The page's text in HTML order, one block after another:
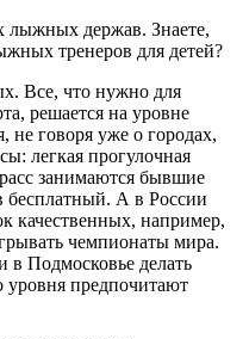
держав. Знаете,
тренеров для детей?
Все, что нужно для
решается на уровне
не говоря уже о городах,
легкая прогулочная
занимаются бывшие
А в России
качественных, например,
чемпионаты мира.
Подмосковье делать
предпочитают